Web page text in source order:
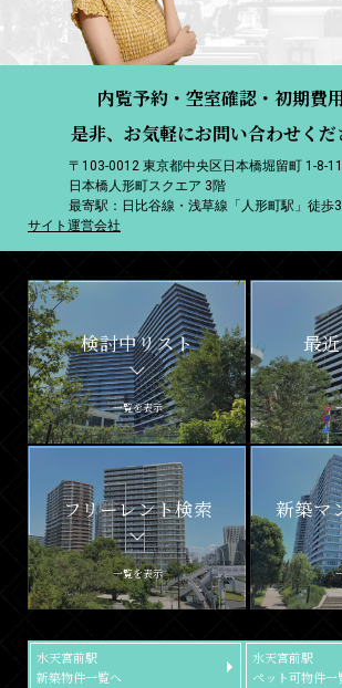
内覧予約・空室確認・初期費
是非、お気軽にお問い合わせくだ
〒103-0012 東京都中央区日本橋堀留町 1-8-11
日本橋人形町スクエア 3階
最寄駅：日比谷線・浅草線「人形町駅」徒歩
サイト運営会社
検討中リスト
一覧を表示
最
フリーレント検索
一覧を表示
新築マ
水天宮前駅
新築物件一覧へ
水天宮前駅
ペット可物件一